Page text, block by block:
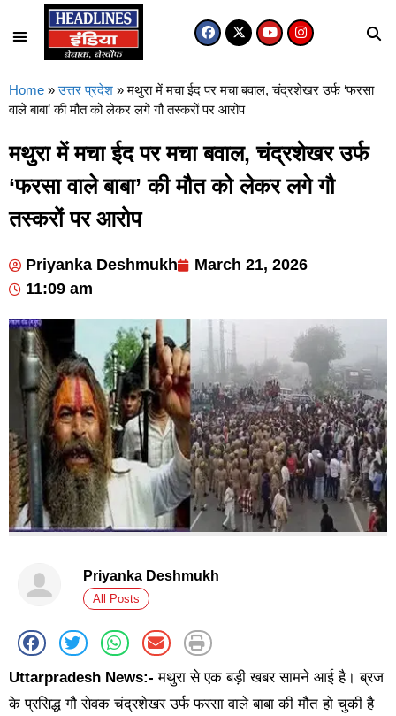
Home » उत्तर प्रदेश »मथुरा में मचा ईद पर मचा बवाल, चंद्रशेखर उर्फ ‘फरसा
वाले बाबा’ की मौत को लेकर लगे गौ तस्करों पर आरोप
मथुरा में मचा ईद पर मचा बवाल, चंद्रशेखर उर्फ
‘फरसा वाले बाबा’ की मौत को लेकर लगे गौ
तस्करों पर आरोप
Priyanka Deshmukh
March 21, 2026
11:09 am
Priyanka Deshmukh
All Posts
Uttarpradesh News:- मथुरा से एक बड़ी खबर सामने आई है। ब्रज
के प्रसिद्ध गौ सेवक चंद्रशेखर उर्फ फरसा वाले बाबा की मौत हो चुकी है